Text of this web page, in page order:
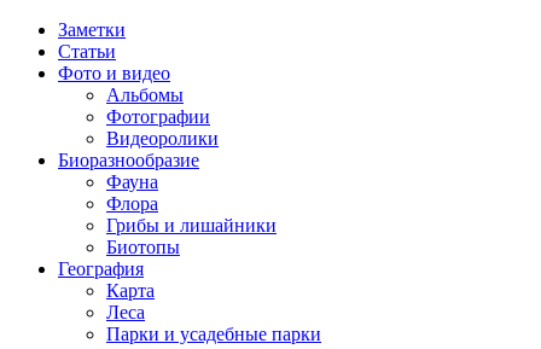
Заметки
Статьи
Фото и видео
Альбомы
Фотографии
Видеоролики
Биоразнообразие
Фауна
Флора
Грибы и лишайники
Биотопы
География
Карта
Леса
Парки и усадебные парки